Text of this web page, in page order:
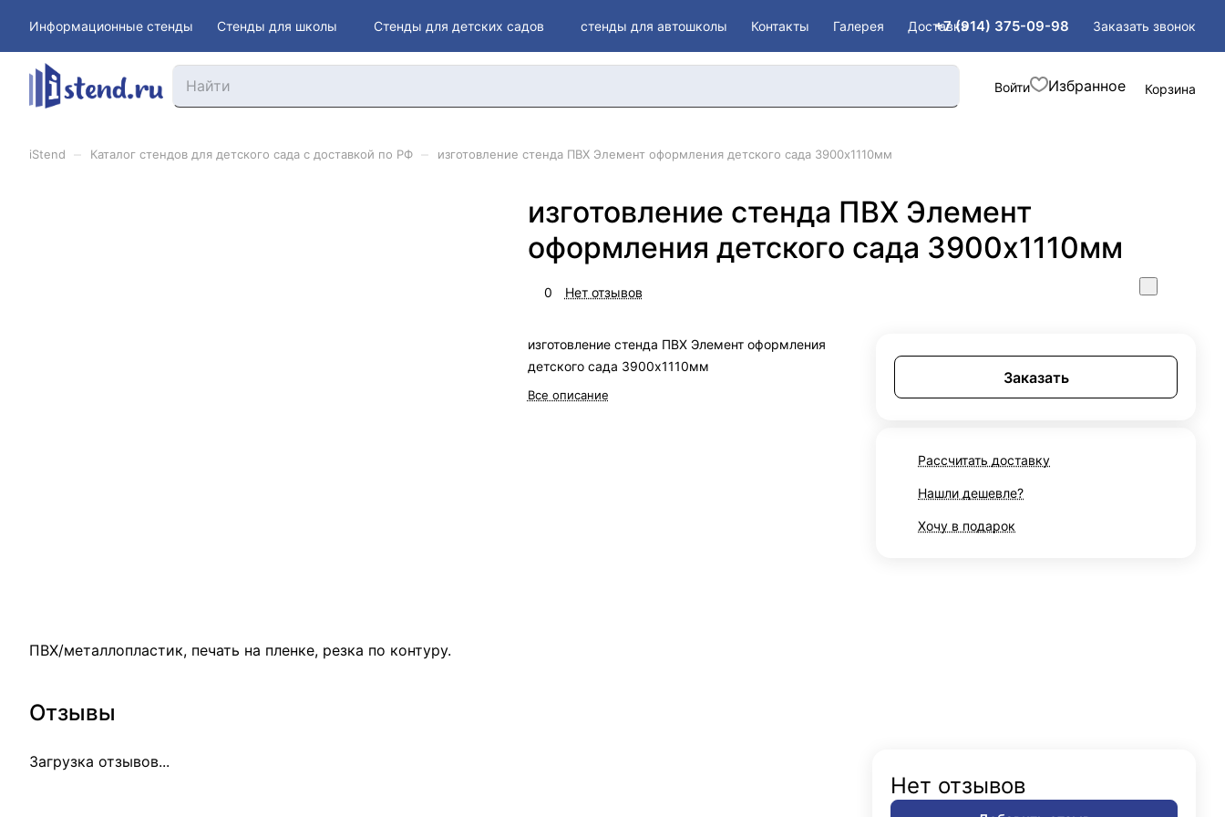
Информационные стенды Стенды для школы Стенды для детских садов стенды для автошколы Контакты Галерея Доставка
+7 (914) 375-09-98 Заказать звонок
Войти Корзина
iStend Каталог стендов для детского сада с доставкой по РФ изготовление стенда ПВХ Элемент оформления детского сада 3900х1110мм
изготовление стенда ПВХ Элемент
оформления детского сада 3900х1110мм
0 Нет отзывов
изготовление стенда ПВХ Элемент оформления
детского сада 3900х1110мм
Все описание
Заказать
Рассчитать доставку
Нашли дешевле?
Хочу в подарок
ПВХ/металлопластик, печать на пленке, резка по контуру.
Отзывы
Загрузка отзывов...
Нет отзывов